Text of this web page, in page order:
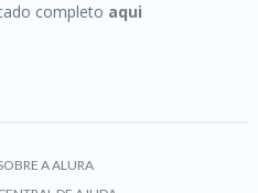
completo aqui
A ALURA